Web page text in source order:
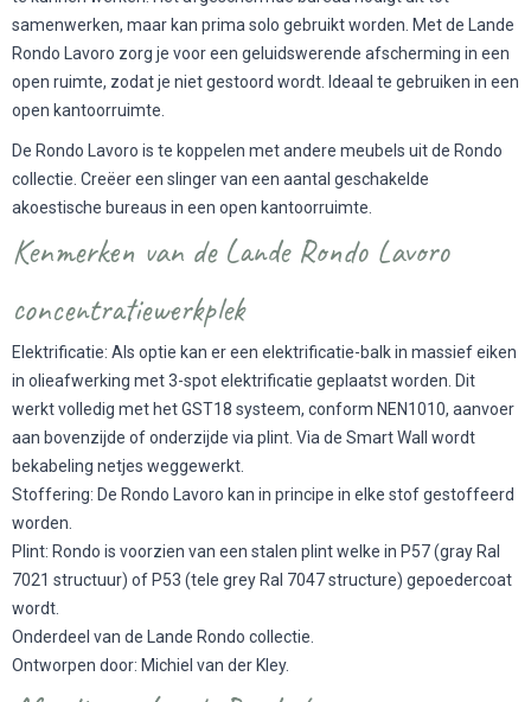
samenwerken, maar kan prima solo gebruikt worden. Met de Lande
Rondo Lavoro zorg je voor een geluidswerende afscherming in een
open ruimte, zodat je niet gestoord wordt. Ideaal te gebruiken in een
open kantoorruimte.
De Rondo Lavoro is te koppelen met andere meubels uit de Rondo
collectie. Creëer een slinger van een aantal geschakelde
akoestische bureaus in een open kantoorruimte.
Kenmerken van de Lande Rondo Lavoro
concentratiewerkplek
Elektrificatie: Als optie kan er een elektrificatie-balk in massief eiken
in olieafwerking met 3-spot elektrificatie geplaatst worden. Dit
werkt volledig met het GST18 systeem, conform NEN1010, aanvoer
aan bovenzijde of onderzijde via plint. Via de Smart Wall wordt
bekabeling netjes weggewerkt.
Stoffering: De Rondo Lavoro kan in principe in elke stof gestoffeerd
worden.
Plint: Rondo is voorzien van een stalen plint welke in P57 (gray Ral
7021 structuur) of P53 (tele grey Ral 7047 structure) gepoedercoat
wordt.
Onderdeel van de Lande Rondo collectie.
Ontworpen door: Michiel van der Kley.